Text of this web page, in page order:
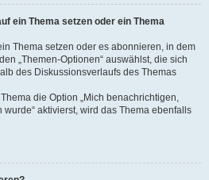
ein Thema setzen oder ein Thema
Thema setzen oder es abonnieren, in dem
„Themen-Optionen“ auswählst, die sich
des Diskussionsverlaufs des Themas
die Option „Mich benachrichtigen,
aktivierst, wird das Thema ebenfalls